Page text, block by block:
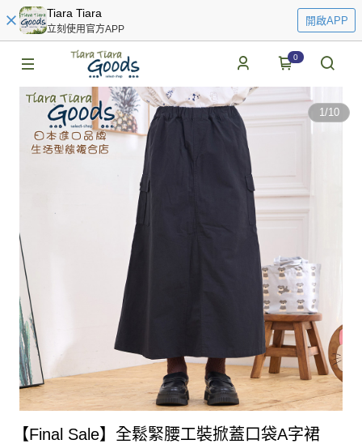
Tiara Tiara
立刻使用官方APP
開啟APP
0
1/10
【Final Sale】全鬆緊腰工裝掀蓋口袋A字裙